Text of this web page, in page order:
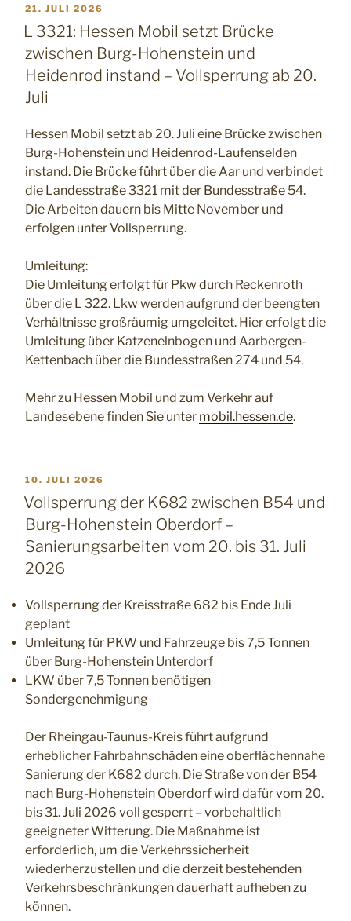
VERÖFFENTLICHT
AM
21. JULI 2026
L 3321: Hessen Mobil setzt Brücke
zwischen Burg-Hohenstein und
Heidenrod instand – Vollsperrung ab 20.
Juli
Hessen Mobil setzt ab 20. Juli eine Brücke zwischen
Burg-Hohenstein und Heidenrod-Laufenselden
instand. Die Brücke führt über die Aar und verbindet
die Landesstraße 3321 mit der Bundesstraße 54.
Die Arbeiten dauern bis Mitte November und
erfolgen unter Vollsperrung.
Umleitung:
Die Umleitung erfolgt für Pkw durch Reckenroth
über die L 322. Lkw werden aufgrund der beengten
Verhältnisse großräumig umgeleitet. Hier erfolgt die
Umleitung über Katzenelnbogen und Aarbergen-
Kettenbach über die Bundesstraßen 274 und 54.
Mehr zu Hessen Mobil und zum Verkehr auf
Landesebene finden Sie unter mobil.hessen.de.
VERÖFFENTLICHT
AM
10. JULI 2026
Vollsperrung der K682 zwischen B54 und
Burg-Hohenstein Oberdorf –
Sanierungsarbeiten vom 20. bis 31. Juli
2026
Vollsperrung der Kreisstraße 682 bis Ende Juli
geplant
Umleitung für PKW und Fahrzeuge bis 7,5 Tonnen
über Burg-Hohenstein Unterdorf
LKW über 7,5 Tonnen benötigen
Sondergenehmigung
Der Rheingau-Taunus-Kreis führt aufgrund
erheblicher Fahrbahnschäden eine oberflächennahe
Sanierung der K682 durch. Die Straße von der B54
nach Burg-Hohenstein Oberdorf wird dafür vom 20.
bis 31. Juli 2026 voll gesperrt – vorbehaltlich
geeigneter Witterung. Die Maßnahme ist
erforderlich, um die Verkehrssicherheit
wiederherzustellen und die derzeit bestehenden
Verkehrsbeschränkungen dauerhaft aufheben zu
können.